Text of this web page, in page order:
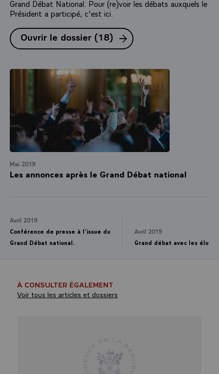
Grand Débat National. Pour (re)voir les débats auxquels le
Président a participé, c'est ici.
Ouvrir le dossier (18) (1 publication|18
Mai 2019
Les annonces après le Grand Débat national
Avril 2019
Conférence de presse à l’issue du
Grand Débat national.
Avril 2019
Grand débat avec les élus
À CONSULTER ÉGALEMENT
Voir tous les articles et dossiers